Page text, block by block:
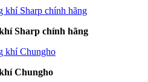
Sharp chính hãng
Chungho